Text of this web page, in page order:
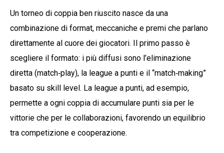
Un torneo di coppia ben riuscito nasce da una
combinazione di format, meccaniche e premi che parlano
direttamente al cuore dei giocatori. Il primo passo è
scegliere il formato: i più diffusi sono l’eliminazione
diretta (match‑play), la league a punti e il “match‑making”
basato su skill level. La league a punti, ad esempio,
permette a ogni coppia di accumulare punti sia per le
vittorie che per le collaborazioni, favorendo un equilibrio
tra competizione e cooperazione.